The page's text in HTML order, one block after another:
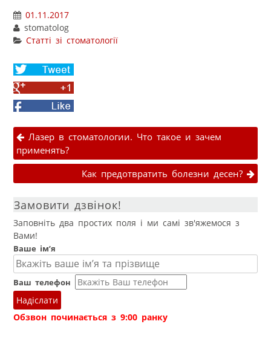
01.11.2017
stomatolog
Статті зі стоматології
Share
on
Twitter
Share
on
Google+
Facebook
Навігація публікаціями
Лазер в стоматологии. Что такое и зачем
применять?
Как предотвратить болезни десен?
Замовити дзвінок!
Заповніть два простих поля і ми самі зв'яжемося з
Вами!
Ваше ім’я
Ваш телефон
Надіслати
Обзвон починається з 9:00 ранку